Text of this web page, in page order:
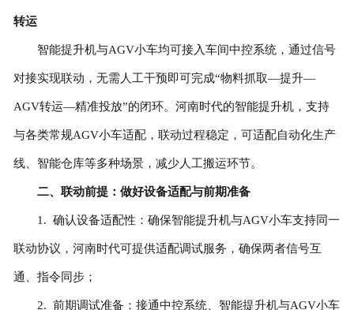
转运
智能提升机与AGV小车均可接入车间中控系统，通过信号
对接实现联动，无需人工干预即可完成“物料抓取—提升—
AGV转运—精准投放”的闭环。河南时代的智能提升机，支持
与各类常规AGV小车适配，联动过程稳定，可适配自动化生产
线、智能仓库等多种场景，减少人工搬运环节。
二、联动前提：做好设备适配与前期准备
1. 确认设备适配性：确保智能提升机与AGV小车支持同一
联动协议，河南时代可提供适配调试服务，确保两者信号互
通、指令同步；
2. 前期调试准备：接通中控系统、智能提升机与AGV小车